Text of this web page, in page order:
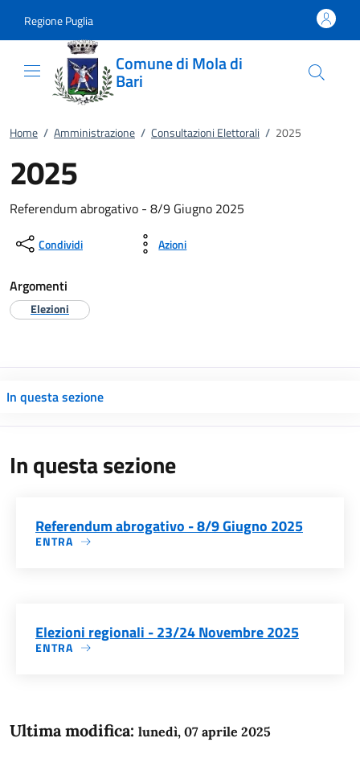
Regione Puglia
Comune di Mola di
Bari
Home / Amministrazione / Consultazioni Elettorali / 2025
2025
Referendum abrogativo - 8/9 Giugno 2025
Condividi Azioni
Argomenti
Elezioni
In questa sezione
In questa sezione
Referendum abrogativo - 8/9 Giugno 2025
ENTRA
Elezioni regionali - 23/24 Novembre 2025
ENTRA
Ultima modifica: lunedì, 07 aprile 2025